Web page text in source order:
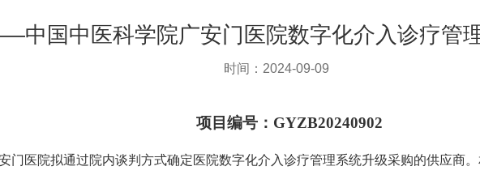
中国中医科学院广安门医院数字化介入诊疗管
时间：2024-09-09
项目编号： GYZB20240902
门医院拟通过院内谈判方式确定医院数字化介入诊疗管理系统升级采购的供应商